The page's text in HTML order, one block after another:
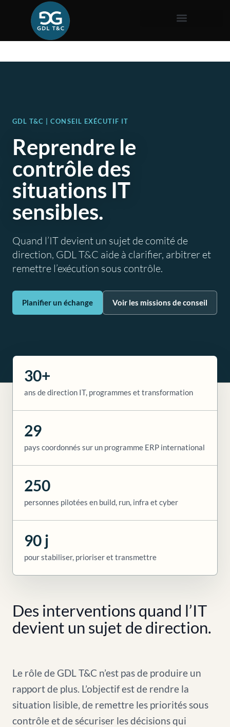
GDL T&C | CONSEIL EXÉCUTIF IT
Reprendre le
contrôle des
situations IT
sensibles.
Quand l’IT devient un sujet de comité de
direction, GDL T&C aide à clarifier, arbitrer et
remettre l’exécution sous contrôle.
Planifier un échange Voir les missions de conseil
30+
ans de direction IT, programmes et transformation
29
pays coordonnés sur un programme ERP international
250
personnes pilotées en build, run, infra et cyber
90 j
pour stabiliser, prioriser et transmettre
Des interventions quand l’IT
devient un sujet de direction.
Le rôle de GDL T&C n’est pas de produire un
rapport de plus. L’objectif est de rendre la
situation lisible, de remettre les priorités sous
contrôle et de sécuriser les décisions qui